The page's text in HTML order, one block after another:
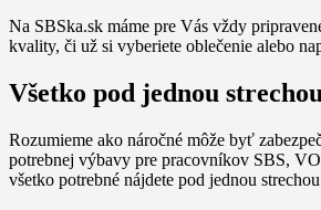
Na SBSka.sk máme pre Vás vždy
kvality, či už si vyberiete oblečenie alebo
Všetko pod jednou strechou
Rozumieme ako náročné môže byť
potrebnej výbavy pre pracovníkov SBS,
všetko potrebné nájdete pod jednou